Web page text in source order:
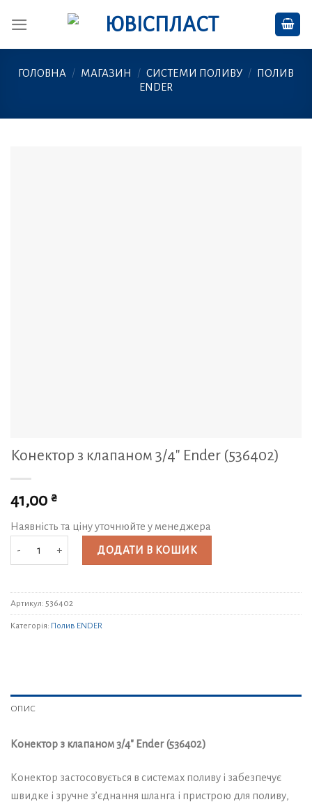
ГОЛОВНА / МАГАЗИН / СИСТЕМИ ПОЛИВУ /
ПОЛИВ
ENDER
Конектор з клапаном 3/4″ Ender (536402)
41,00 ₴
Наявність та ціну уточнюйте у менеджера
Конектор з клапаном 3/4″ Ender (536402) кількість
ДОДАТИ В КОШИК
Артикул: 536402
Категорія: Полив ENDER
ОПИС
Конектор з клапаном 3/4″ Ender (536402)
Конектор застосовується в системах поливу і забезпечує
швидке і зручне з’єднання шланга і пристрою для поливу,